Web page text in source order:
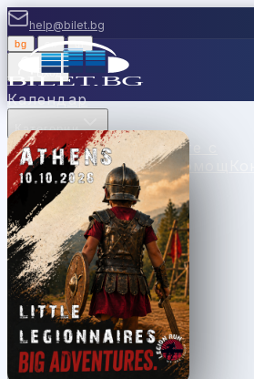
help@bilet.bg
bg |
Вход
Календар
Категории
МестаКасиПродавайте с
насВаучериНовиниПомощ